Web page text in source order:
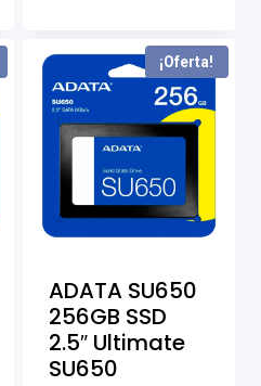
¡Oferta!
ADATA SU650
256GB SSD
2.5″ Ultimate
SU650